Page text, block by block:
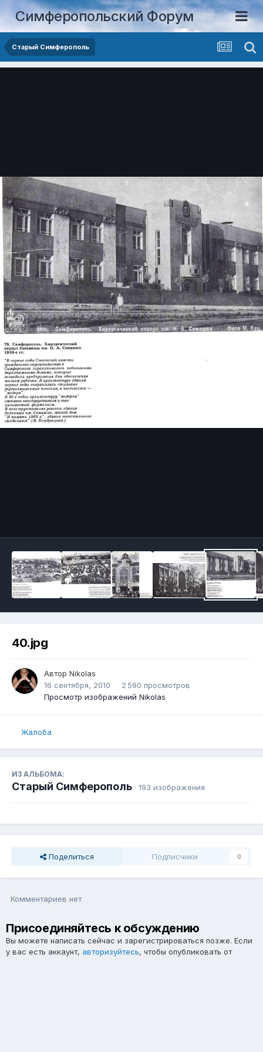
Симферопольский Форум
Старый Симферополь
40.jpg
Автор Nikolas
16 сентября, 2010
2 590 просмотров
Просмотр изображений Nikolas
Жалоба
ИЗ АЛЬБОМА:
Старый Симферополь · 193 изображения
Поделиться Подписчики 0
Комментариев нет
Присоединяйтесь к обсуждению
Вы можете написать сейчас и зарегистрироваться позже. Если
у вас есть аккаунт, авторизуйтесь, чтобы опубликовать от